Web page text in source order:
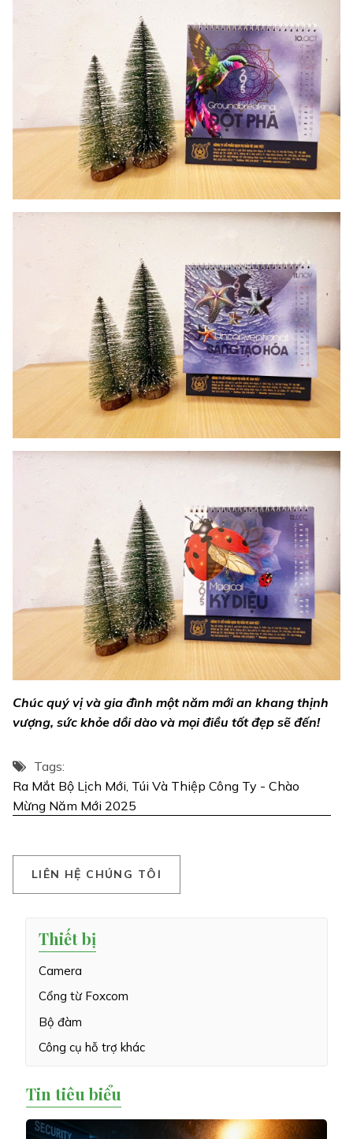
Chúc quý vị và gia đình một năm mới an khang thịnh
vượng, sức khỏe dồi dào và mọi điều tốt đẹp sẽ đến!
Tags:
Ra Mắt Bộ Lịch Mới, Túi Và Thiệp Công Ty - Chào
Mừng Năm Mới 2025
LI ÊN HỆ C HÚN G TÔ I
Thiết bị
Camera
Cổng từ Foxcom
Bộ đàm
Công cụ hỗ trợ khác
Tin tiêu biểu